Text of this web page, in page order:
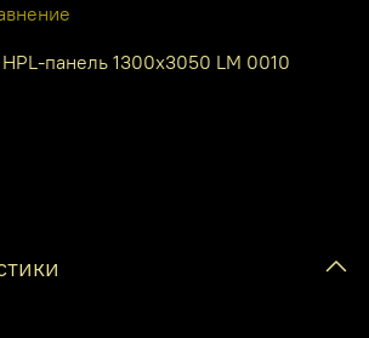
панель 1300х3050 LM 0010